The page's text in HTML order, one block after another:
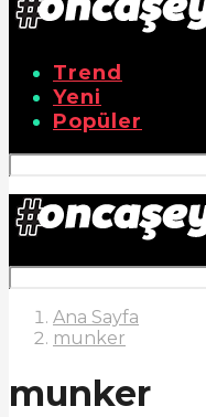
Trend
Yeni
Popüler
Ana Sayfa
munker
munker